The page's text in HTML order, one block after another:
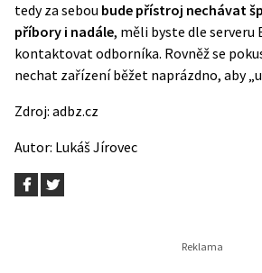
tedy za sebou bude přístroj nechávat
příbory i nadále, měli byste dle serveru
kontaktovat odborníka. Rovněž se
nechat zařízení běžet naprázdno, aby
Zdroj: adbz.cz
Autor: Lukáš Jírovec